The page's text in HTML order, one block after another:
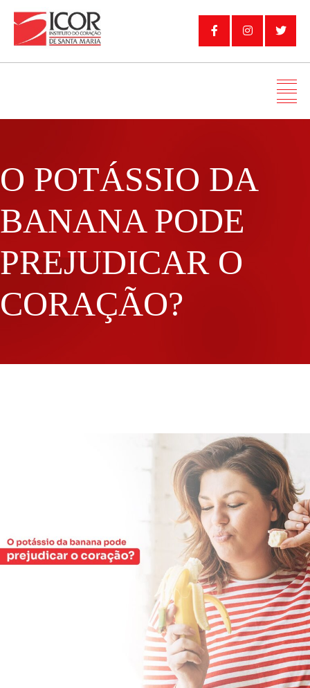
O POTÁSSIO DA
BANANA PODE
PREJUDICAR O
CORAÇÃO?